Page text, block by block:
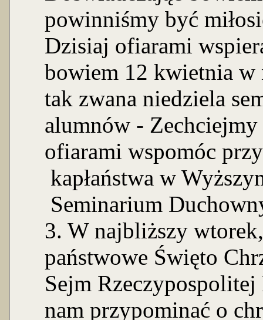
powinniśmy być
Dzisiaj ofiarami
bowiem 12 kwietnia w
tak zwana niedziela
alumnów -
ofiarami wspomóc
kapłaństwa w
Seminarium
3. W najbliższy
państwowe Święto
Sejm
nam przypominać o